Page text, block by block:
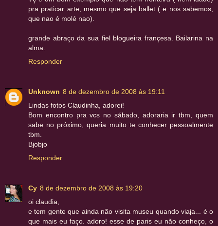
pra praticar arte, mesmo que seja ballet ( e nos sabemos,
que nao é molé nao).
grande abraço da sua fiel blogueira françesa. Bailarina na
alma.
Responder
Unknown 8 de dezembro de 2008 às 19:11
Lindas fotos Claudinha, adorei!
Bom encontro pra vcs no sábado, adoraria ir tbm, quem
sabe no próximo, queria muito te conhecer pessoalmente
tbm.
Bjobjo
Responder
Cy 8 de dezembro de 2008 às 19:20
oi claudia,
e tem gente que ainda não visita museu quando viaja... é o
que mais eu faço. adoro! esse de paris eu não conheço, o